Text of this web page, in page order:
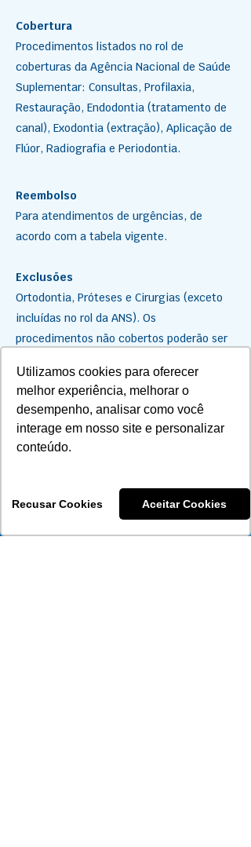
Utilizamos cookies para oferecer
melhor experiência, melhorar o
desempenho, analisar como você
interage em nosso site e personalizar
conteúdo.
Recusar Cookies Aceitar Cookies
Cobertura
Procedimentos listados no rol de
coberturas da Agência Nacional de Saúde
Suplementar: Consultas, Profilaxia,
Restauração, Endodontia (tratamento de
canal), Exodontia (extração), Aplicação de
Flúor, Radiografia e Periodontia.
Reembolso
Para atendimentos de urgências, de
acordo com a tabela vigente.
Exclusões
Ortodontia, Próteses e Cirurgias (exceto
incluídas no rol da ANS). Os
procedimentos não cobertos poderão ser
convênio firmado entre Saúde PAS e a
ServiCOOP (de acordo com os critérios da
empresa).
Carências